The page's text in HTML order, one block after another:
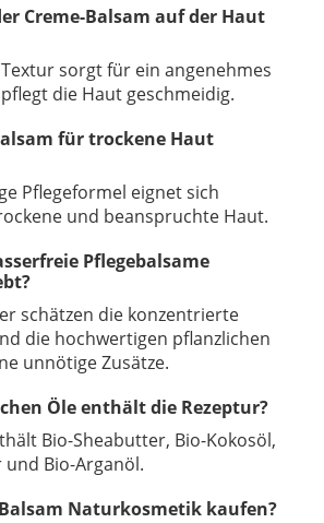
Creme-Balsam auf der Haut
sorgt für ein angenehmes
die Haut geschmeidig.
für trockene Haut
Pflegeformel eignet sich
und beanspruchte Haut.
Pflegebalsame
schätzen die konzentrierte
die hochwertigen pflanzlichen
unnötige Zusätze.
Öle enthält die Rezeptur?
Bio-Sheabutter, Bio-Kokosöl,
Bio-Arganöl.
Naturkosmetik kaufen?